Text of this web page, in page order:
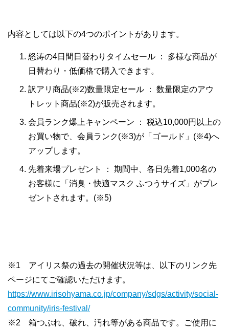
内容としては以下の4つのポイントがあります。
怒涛の4日間日替わりタイムセール ： 多様な商品が
日替わり・低価格で購入できます。
訳アリ商品(※2)数量限定セール ： 数量限定のアウ
トレット商品(※2)が販売されます。
会員ランク爆上キャンペーン ： 税込10,000円以上の
お買い物で、会員ランク(※3)が「ゴールド」(※4)へ
アップします。
先着来場プレゼント ： 期間中、各日先着1,000名の
お客様に「消臭・快適マスク ふつうサイズ」がプレ
ゼントされます。(※5)
※1 アイリス祭の過去の開催状況等は、以下のリンク先
ページにてご確認いただけます。
https://www.irisohyama.co.jp/company/sdgs/activity/social-
community/iris-festival/
※2 箱つぶれ、破れ、汚れ等がある商品です。ご使用に